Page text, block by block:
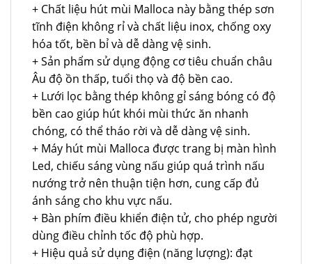
+ Chất liệu hút mùi Malloca này bằng thép sơn
tĩnh điện không rỉ và chất liệu inox, chống oxy
hóa tốt, bền bỉ và dễ dàng vệ sinh.
+ Sản phẩm sử dụng động cơ tiêu chuẩn châu
Âu độ ồn thấp, tuổi thọ và độ bền cao.
+ Lưới lọc bằng thép không gỉ sáng bóng có độ
bền cao giúp hút khói mùi thức ăn nhanh
chóng, có thể tháo rời và dễ dàng vệ sinh.
+ Máy hút mùi Malloca được trang bị màn hình
Led, chiếu sáng vùng nấu giúp quá trình nấu
nướng trở nên thuận tiện hơn, cung cấp đủ
ánh sáng cho khu vực nấu.
+ Bàn phím điều khiển điện tử, cho phép người
dùng điều chỉnh tốc độ phù hợp.
+ Hiệu quả sử dụng điện (năng lượng): đạt